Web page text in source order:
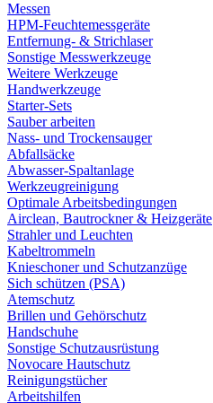
Messen
HPM-Feuchtemessgeräte
Entfernung- & Strichlaser
Sonstige Messwerkzeuge
Weitere Werkzeuge
Handwerkzeuge
Starter-Sets
Sauber arbeiten
Nass- und Trockensauger
Abfallsäcke
Abwasser-Spaltanlage
Werkzeugreinigung
Optimale Arbeitsbedingungen
Airclean, Bautrockner & Heizgeräte
Strahler und Leuchten
Kabeltrommeln
Knieschoner und Schutzanzüge
Sich schützen (PSA)
Atemschutz
Brillen und Gehörschutz
Handschuhe
Sonstige Schutzausrüstung
Novocare Hautschutz
Reinigungstücher
Arbeitshilfen